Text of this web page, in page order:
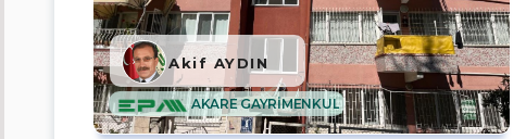
AKARE GAYRİMENKUL
Akif AYDIN